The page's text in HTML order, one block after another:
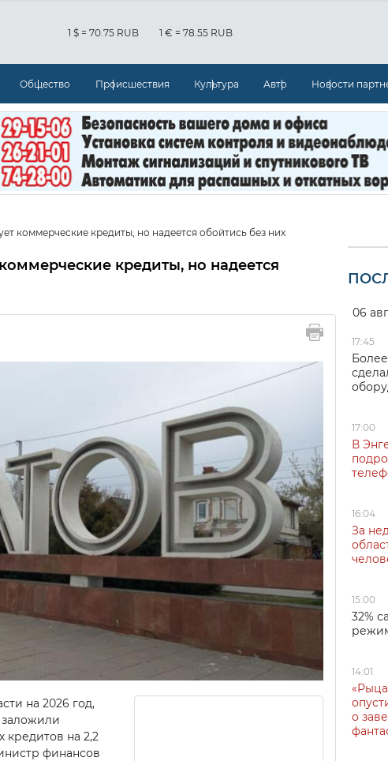
1 $ = 70.75 RUB 1 € = 78.55 RUB
Общество Происшествия Культура Авто Новости
коммерческие кредиты, но надеется обойтись без них
кредиты, но надеется
на 2026 год,
заложили
кредитов на 2,2
финансов
06
17:45
17:00
В
16:04
За
15:00
32%
14:01
о